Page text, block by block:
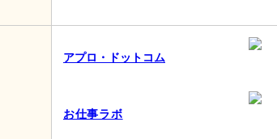
アプロ・ドットコム
お仕事ラボ